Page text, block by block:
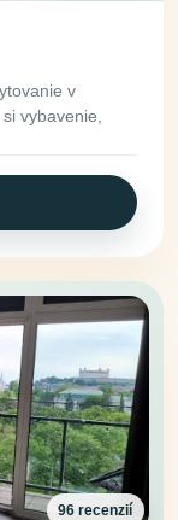
v
vybavenie,
96 recenzií